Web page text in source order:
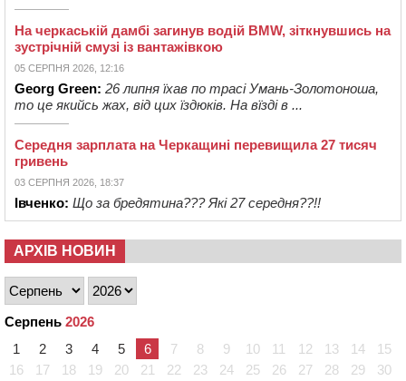
На черкаській дамбі загинув водій BMW, зіткнувшись на
зустрічній смузі із вантажівкою
05 СЕРПНЯ 2026, 12:16
Georg Green: 26 липня їхав по трасі Умань-Золотоноша,
то це якийсь жах, від цих їздюків. На вїзді в ...
Середня зарплата на Черкащині перевищила 27 тисяч
гривень
03 СЕРПНЯ 2026, 18:37
Івченко: Що за бредятина??? Які 27 середня??!!
АРХІВ НОВИН
Серпень 2026
1
2 3 4 5 6 7 8 9 10 11 12 13 14
15
16
17 18 19 20 21 22 23 24 25 26 27 28 29
30